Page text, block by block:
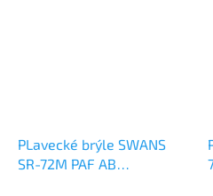
PLavecké brýle SWANS
SR-72M PAF AB